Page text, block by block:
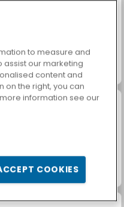
Arrow Escape: Puzzle
Match Arena Multiplayer
to measure and
assist our marketing
content and
on the right, you can
information see our
COOKIES